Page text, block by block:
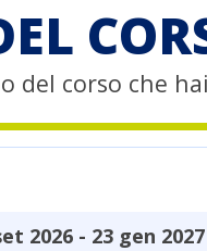
del corso che
2026 - 23 gen 2027